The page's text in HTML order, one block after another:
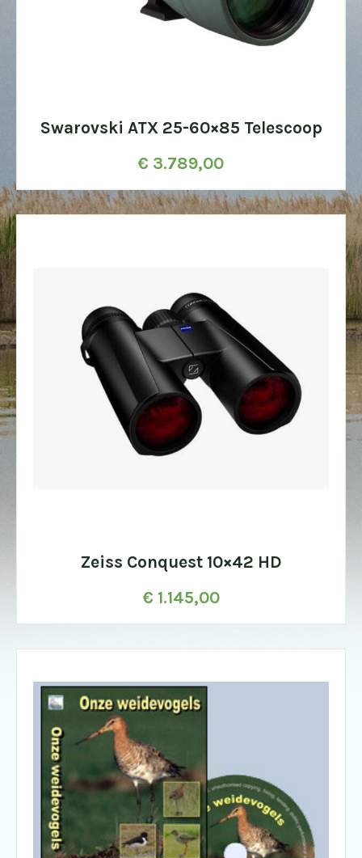
Swarovski ATX 25-60×85 Telescoop
€ 3.789,00
Zeiss Conquest 10×42 HD
€ 1.145,00